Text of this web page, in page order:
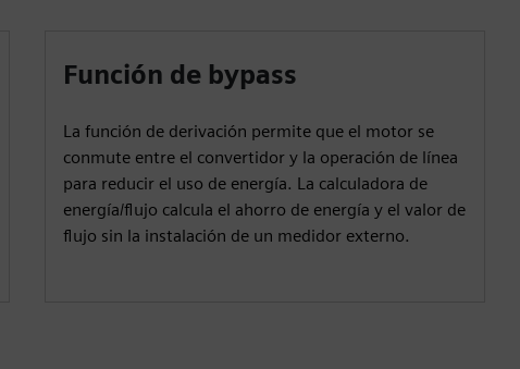
Función de bypass
La función de derivación permite que el motor se
conmute entre el convertidor y la operación de línea
para reducir el uso de energía. La calculadora de
energía/flujo calcula el ahorro de energía y el valor de
flujo sin la instalación de un medidor externo.